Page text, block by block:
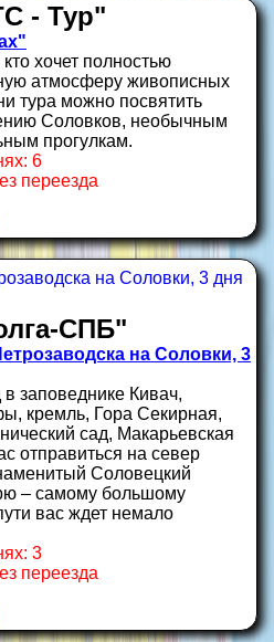
- Тур"
хочет полностью
атмосферу живописных
тура можно посвятить
Соловков, необычным
прогулкам.
6
переезда
СПБ"
на Соловки, 3
заповеднике Кивач,
кремль, Гора Секирная,
сад, Макарьевская
отправиться на север
Соловецкий
– самому большому
вас ждет немало
3
переезда